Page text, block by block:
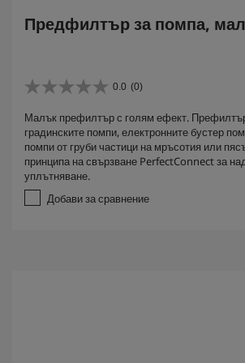
Предфилтър за помпа,
0.0 (0)
0
0
о
т
5
з
е
Малък префилтър с голям ефект.
градинските помпи, електронните бустер
помпи от груби частици на мръсотия или
принципа на свързване PerfectConnect за
уплътняване.
Добави за сравнение